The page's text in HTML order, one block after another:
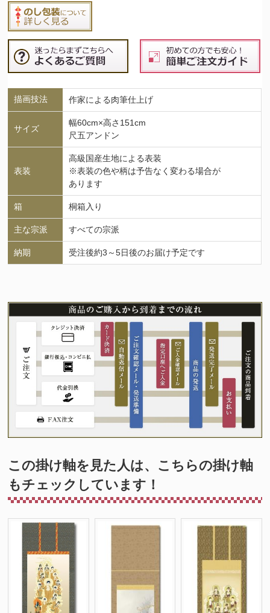
描画技法 作家による肉筆仕上げ
サイズ
幅60cm×高さ151cm
尺五アンドン
表装
高級国産生地による表装
※表装の色や柄は予告なく変わる場合が
あります
箱 桐箱入り
主な宗派 すべての宗派
納期 受注後約3～5日後のお届け予定です
この掛け軸を見た人は、こちらの掛け軸
もチェックしています！